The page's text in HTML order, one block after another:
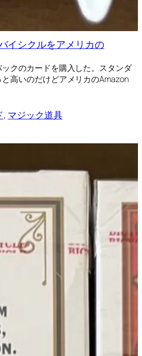
イシクルをアメリカの
クのカードを購入した。スタンダ
高いのだけどアメリカのAmazon
, マジック道具